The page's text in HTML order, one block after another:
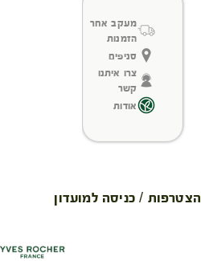
מעקב אחר
הזמנות
סניפים
צרו איתנו
קשר
אודות
הצטרפות / כניסה למועדון